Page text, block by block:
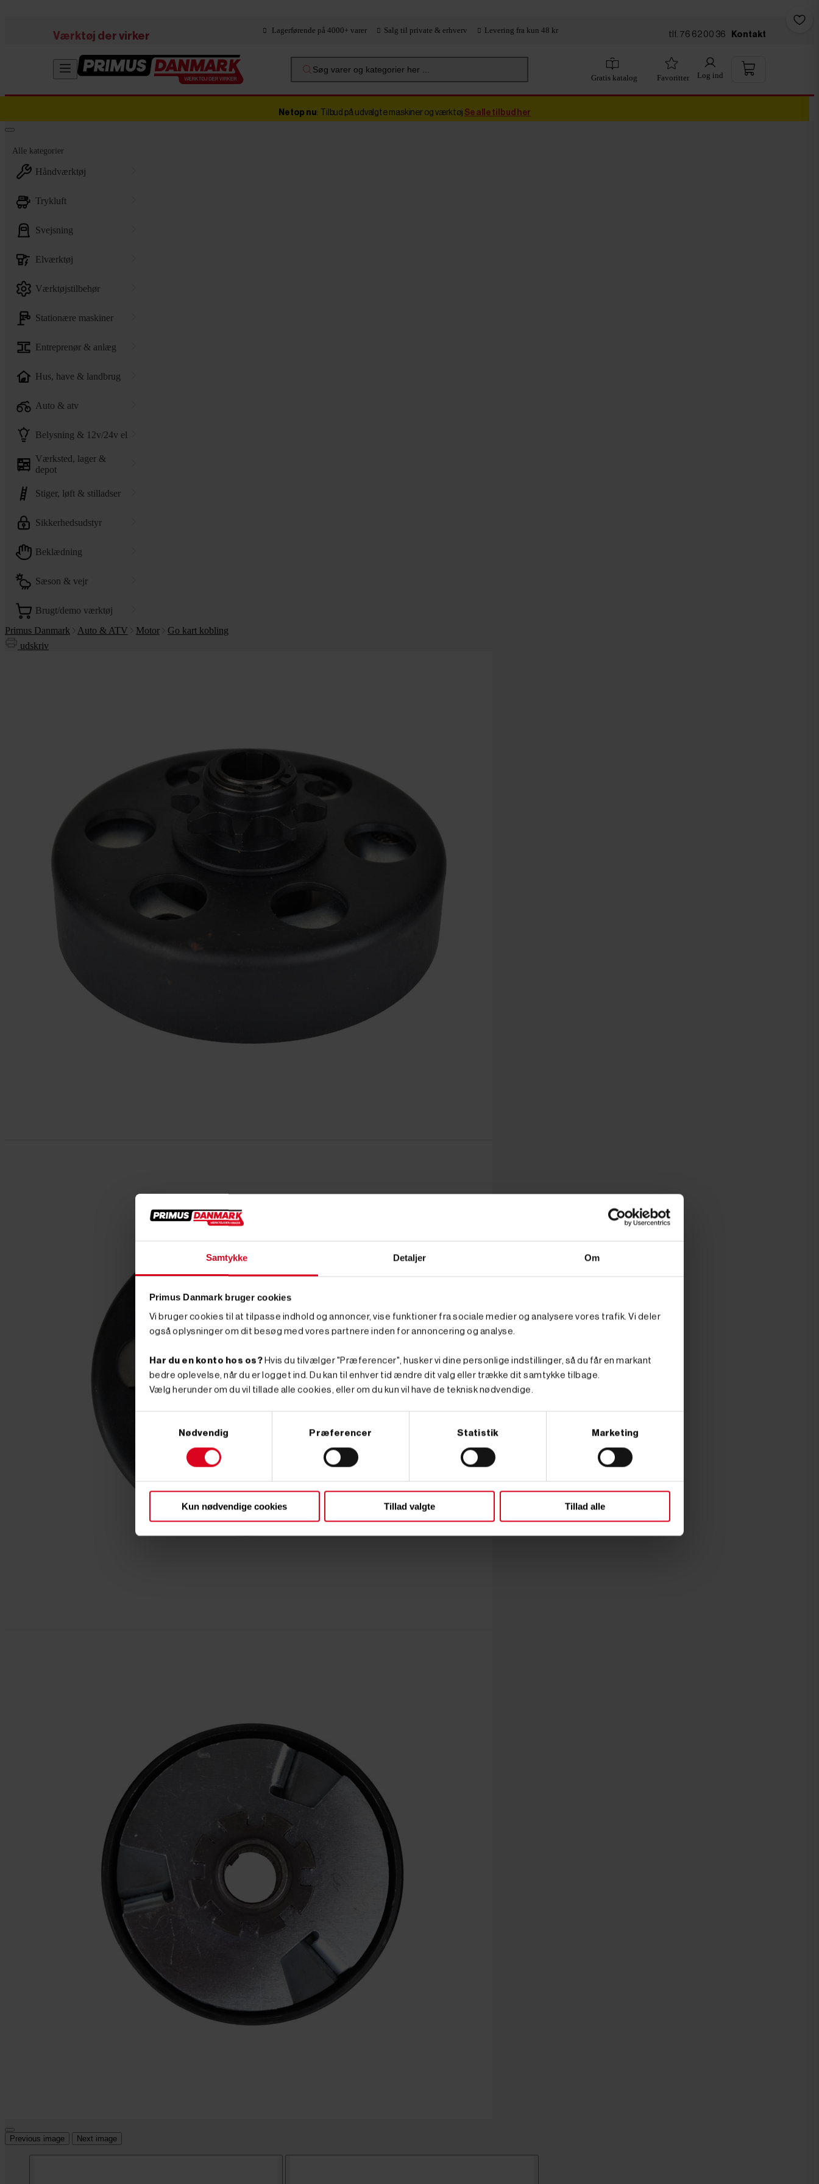
Samtykke Detaljer Om
Primus Danmark bruger cookies
Vi bruger cookies til at tilpasse indhold og annoncer, vise funktioner fra sociale medier og analysere vores trafik. Vi deler
også oplysninger om dit besøg med vores partnere inden for annoncering og analyse.
Har du en konto hos os? Hvis du tilvælger "Præferencer", husker vi dine personlige indstillinger, så du får en markant
bedre oplevelse, når du er logget ind. Du kan til enhver tid ændre dit valg eller trække dit samtykke tilbage.
Vælg herunder om du vil tillade alle cookies, eller om du kun vil have de teknisk nødvendige.
Nødvendig Præferencer Statistik Marketing
Kun nødvendige cookies Tillad valgte Tillad alle
Værktøj der virker
Lagerførende på 4000+ varer Salg til private & erhverv Levering fra kun 48 kr tlf. 76 62 00 36 Kontakt
Søg varer og kategorier her ...
Gratis katalog Favoritter Log ind
Netop nu: Tilbud på udvalgte maskiner og værktøj Se alle tilbud her
Alle kategorier
håndværktøj
trykluft
svejsning
elværktøj
værktøjstilbehør
stationære maskiner
entreprenør & anlæg
hus, have & landbrug
auto & atv
belysning & 12v/24v el
værksted, lager &
depot
stiger, løft & stilladser
sikkerhedsudstyr
beklædning
sæson & vejr
brugt/demo værktøj
Primus Danmark
Auto & ATV Motor
Go kart kobling
udskriv
Previous image Next image